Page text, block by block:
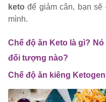
keto để giảm cân, bạn
mình.
Chế độ ăn Keto là gì?
đối tượng nào?
Chế độ ăn kiêng